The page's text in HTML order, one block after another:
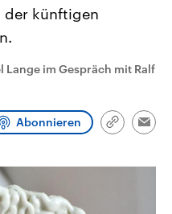
der künftigen
im Gespräch mit Ralf
Abonnieren
Link